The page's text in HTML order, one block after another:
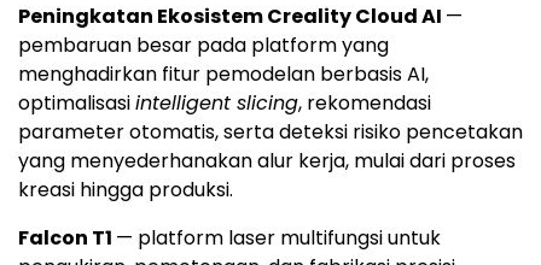
Peningkatan Ekosistem Creality Cloud AI —
pembaruan besar pada platform yang
menghadirkan fitur pemodelan berbasis AI,
optimalisasiintelligent slicing, rekomendasi
parameter otomatis, serta deteksi risiko pencetakan
yang menyederhanakan alur kerja, mulai dari proses
kreasi hingga produksi.
Falcon T1 — platform laser multifungsi untuk